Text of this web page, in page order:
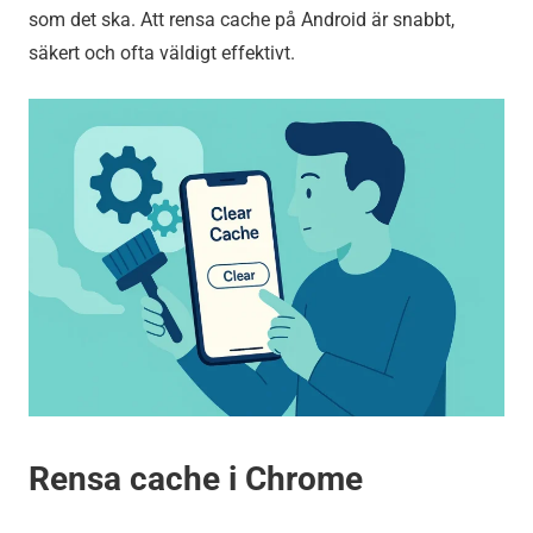
som det ska. Att rensa cache på Android är snabbt,
säkert och ofta väldigt effektivt.
Rensa cache i Chrome